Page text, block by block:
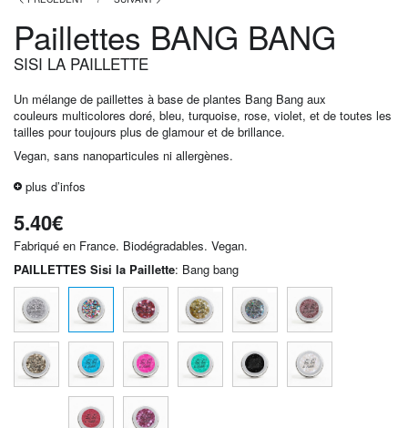
Paillettes BANG BANG
SISI LA PAILLETTE
Un mélange de paillettes à base de plantes Bang Bang aux
couleurs multicolores doré, bleu, turquoise, rose, violet, et de toutes les
tailles pour toujours plus de glamour et de brillance.
Vegan, sans nanoparticules ni allergènes.
plus d’infos
5.40€
Fabriqué en France. Biodégradables. Vegan.
PAILLETTES Sisi la Paillette: Bang bang